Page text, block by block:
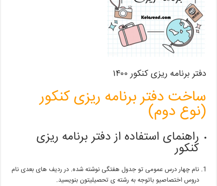
دفتر برنامه ریزی کنکور ۱۴۰۰
ساخت دفتر برنامه ریزی کنکور
(نوع دوم)
راهنمای استفاده از دفتر برنامه ریزی
کنکور
نام چهار درس عمومی تو جدول هفتگی نوشته شده. در ردیف های بعدی نام
دروس اختصاصیو باتوجه به رشته ی تحصیلیتون بنویسید.